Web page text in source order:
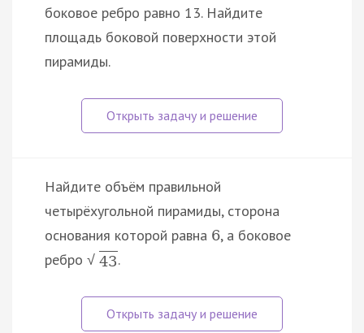
боковое ребро равно 13. Найдите
площадь боковой поверхности этой
пирамиды.
Найдите объём правильной
четырёхугольной пирамиды, сторона
основания которой равна 6, а боковое
ребро √ 43.